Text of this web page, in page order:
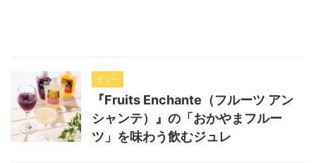
ゼリー
『Fruits Enchante（フルーツ アン
シャンテ）』の「おかやまフルー
ツ」を味わう飲むジュレ